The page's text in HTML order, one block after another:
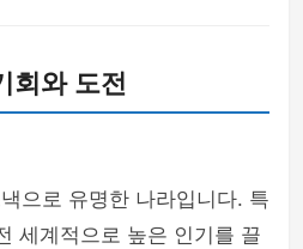
회와 도전
으로 유명한 나라입니다. 특
세계적으로 높은 인기를 끌